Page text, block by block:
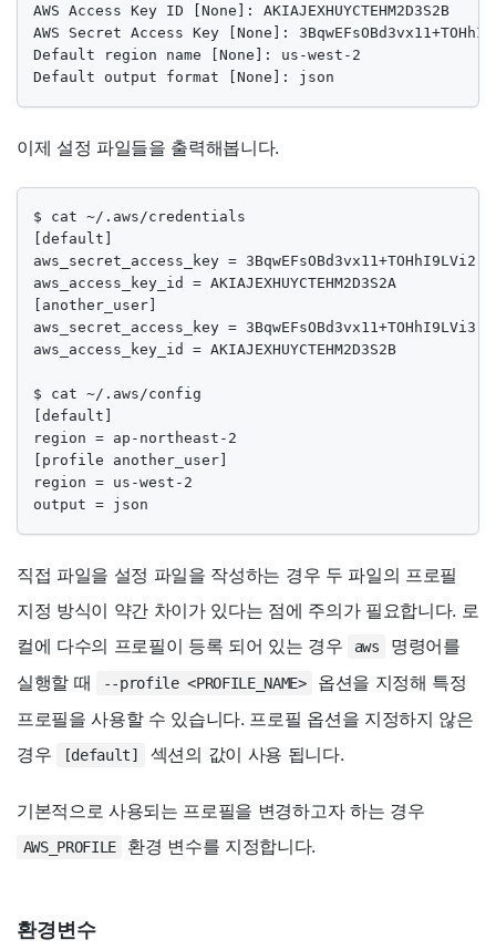
AWS Access Key ID [None]: AKIAJEXHUYCTEHM2D3S2B
AWS Secret Access Key [None]:
Default region name [None]: us-west-2
Default output format [None]: json
이제 설정 파일들을 출력해봅니다.
$ cat ~/.aws/credentials
[default]
aws_secret_access_key = 3BqwEFsOBd3vx11+TOHhI9LVi2
aws_access_key_id = AKIAJEXHUYCTEHM2D3S2A
[another_user]
aws_secret_access_key = 3BqwEFsOBd3vx11+TOHhI9LVi3
aws_access_key_id = AKIAJEXHUYCTEHM2D3S2B
$ cat ~/.aws/config
[default]
region = ap-northeast-2
[profile another_user]
region = us-west-2
output = json
직접 파일을 설정 파일을 작성하는 경우 두 파일의 프로필
지정 방식이 약간 차이가 있다는 점에 주의가 필요합니다. 로
컬에 다수의 프로필이 등록 되어 있는 경우
aws
명령어를
실행할 때
--profile <PROFILE_NAME>
옵션을 지정해 특정
프로필을 사용할 수 있습니다. 프로필 옵션을 지정하지 않은
경우
[default] 섹션의 값이 사용 됩니다.
기본적으로 사용되는 프로필을 변경하고자 하는 경우
AWS_PROFILE 환경 변수를 지정합니다.
환경변수